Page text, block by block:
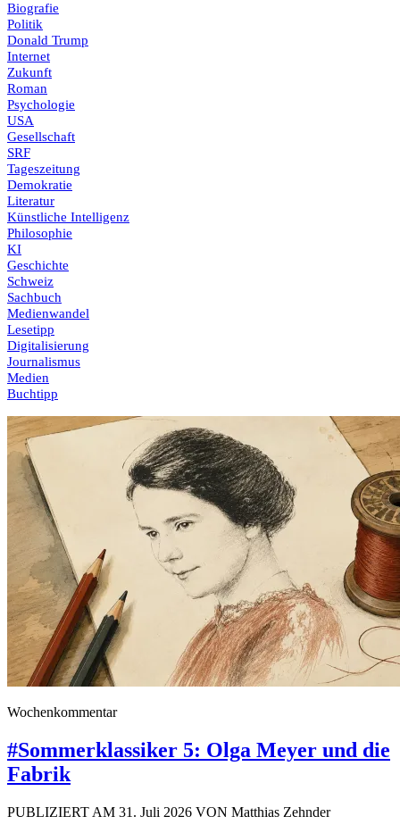
Biografie
Politik
Donald Trump
Internet
Zukunft
Roman
Psychologie
USA
Gesellschaft
SRF
Tageszeitung
Demokratie
Literatur
Künstliche Intelligenz
Philosophie
KI
Geschichte
Schweiz
Sachbuch
Medienwandel
Lesetipp
Digitalisierung
Journalismus
Medien
Buchtipp
Wochenkommentar
#Sommerklassiker 5: Olga Meyer und die
Fabrik
PUBLIZIERT AM 31. Juli 2026 VON Matthias Zehnder